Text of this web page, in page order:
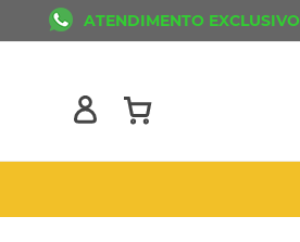
ATENDIMENTO EXCLUSIVO